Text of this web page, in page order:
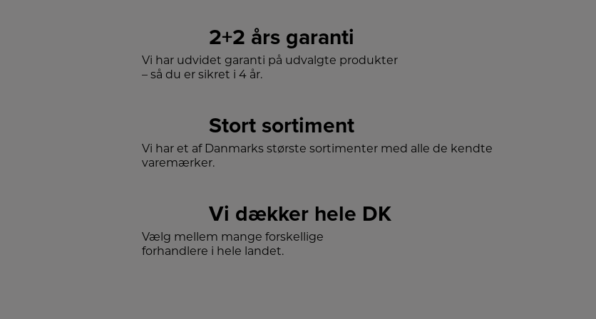
2+2 års garanti
Vi har udvidet garanti på udvalgte produkter
– så du er sikret i 4 år.
Stort sortiment
Vi har et af Danmarks største sortimenter med alle de kendte
varemærker.
Vi dækker hele DK
Vælg mellem mange forskellige
forhandlere i hele landet.